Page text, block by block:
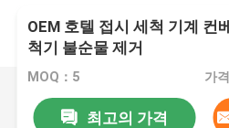
OEM 호텔 접시 세척 기계 컨
척기 불순물 제거
MOQ：5 가
최고의 가격